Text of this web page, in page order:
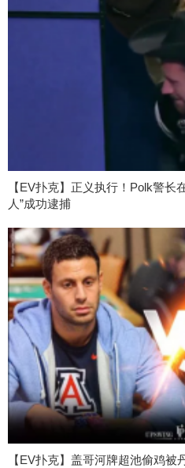
【EV扑克】正义执行！Polk警长
人”成功逮捕
【EV扑克】盖哥河牌超池偷鸡